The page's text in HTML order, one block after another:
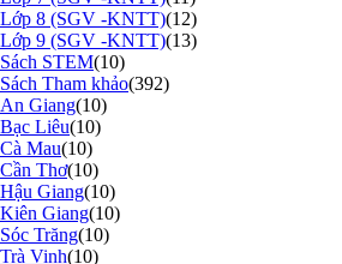
Lớp 8 (SGV -KNTT)(12)
Lớp 9 (SGV -KNTT)(13)
Sách STEM(10)
Sách Tham khảo(392)
An Giang(10)
Bạc Liêu(10)
Cà Mau(10)
Cần Thơ(10)
Hậu Giang(10)
Kiên Giang(10)
Sóc Trăng(10)
Trà Vinh(10)